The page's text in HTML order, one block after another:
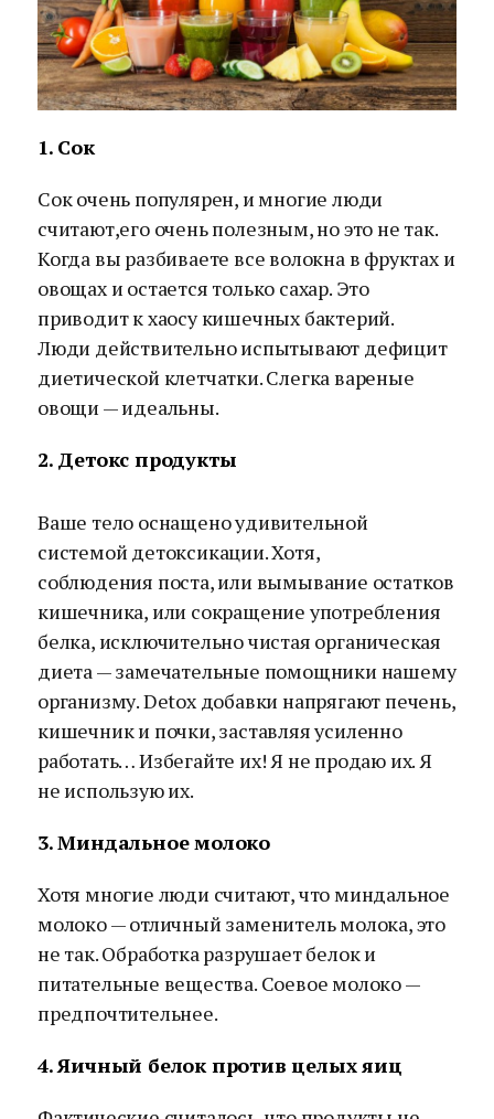
1. Сок
Сок очень популярен, и многие люди
считают,его очень полезным, но это не так.
Когда вы разбиваете все волокна в фруктах и
овощах и остается только сахар. Это
приводит к хаосу кишечных бактерий.
Люди действительно испытывают дефицит
диетической клетчатки. Слегка вареные
овощи — идеальны.
2. Детокс продукты
Ваше тело оснащено удивительной
системой детоксикации. Хотя,
соблюдения поста, или вымывание остатков
кишечника, или сокращение употребления
белка, исключительно чистая органическая
диета — замечательные помощники нашему
организму. Detox добавки напрягают печень,
кишечник и почки, заставляя усиленно
работать… Избегайте их! Я не продаю их. Я
не использую их.
3. Миндальное молоко
Хотя многие люди считают, что миндальное
молоко — отличный заменитель молока, это
не так. Обработка разрушает белок и
питательные вещества. Соевое молоко —
предпочтительнее.
4. Яичный белок против целых яиц